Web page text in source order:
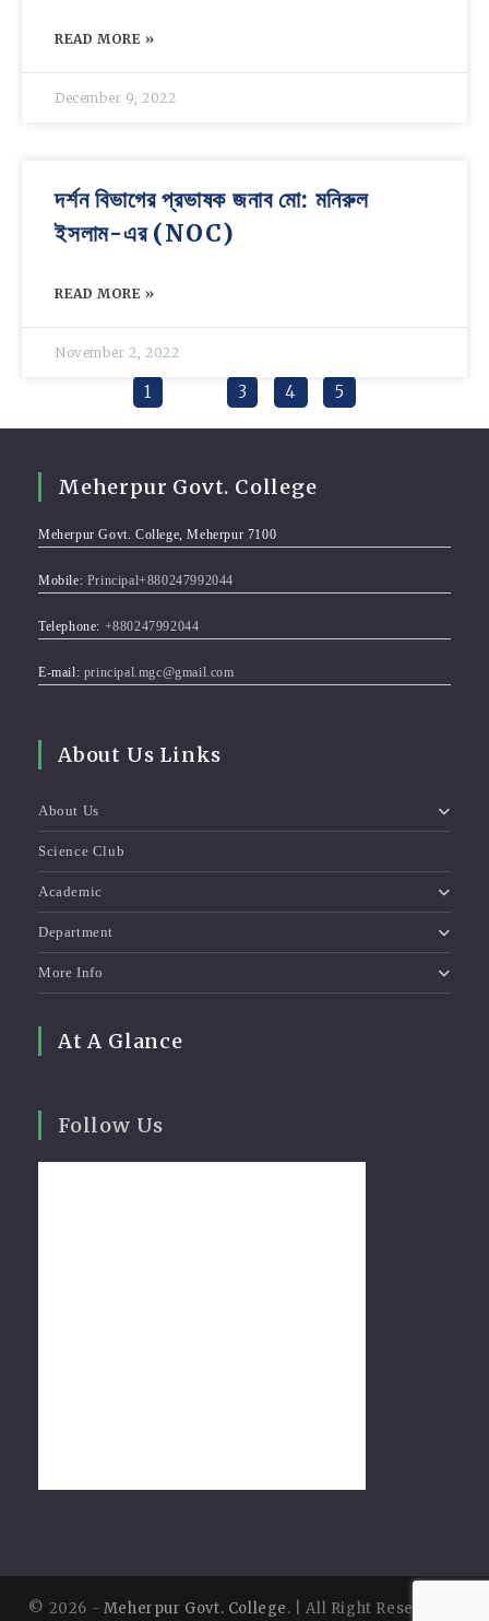
READ MORE »
December 9, 2022
দর্শন বিভাগের প্রভাষক জনাব মো: মনিরুল
ইসলাম-এর (NOC)
READ MORE »
November 2, 2022
1 3 4 5
Meherpur Govt. College
Meherpur Govt. College, Meherpur 7100
Mobile: Principal+880247992044
Telephone: +880247992044
E-mail: principal.mgc@gmail.com
About Us Links
About Us
Science Club
Academic
Department
More Info
At A Glance
Follow Us
© 2026 - Meherpur Govt. College. | All Right Reserved |